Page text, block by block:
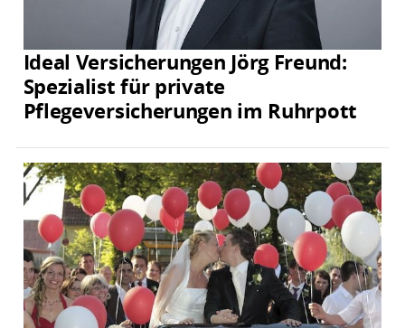
Ideal Versicherungen Jörg Freund:
Spezialist für private
Pflegeversicherungen im Ruhrpott